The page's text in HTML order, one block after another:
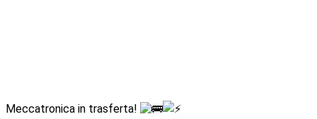
Meccatronica in trasferta!